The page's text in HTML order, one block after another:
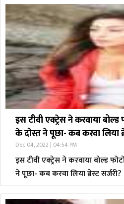
इस टीवी एक्ट्रेस ने करवाया
के दोस्त ने पूछा- कब करवा लिया
Dec 04, 2022 | 04:54 PM
इस टीवी एक्ट्रेस ने करवाया बोल्ड
ने पूछा- कब करवा लिया ब्रेस्ट सर्जरी?